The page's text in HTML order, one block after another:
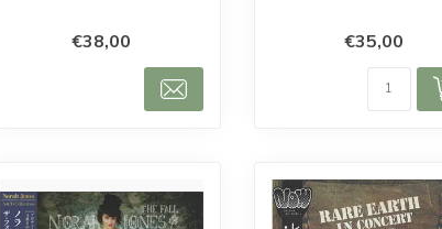
€38,00 €35,00